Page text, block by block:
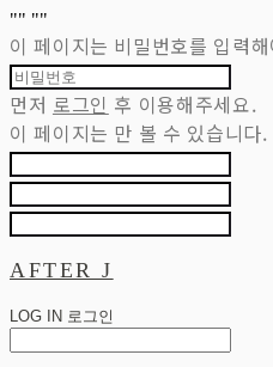
"" ""
이 페이지는 비밀번호를 입력
먼저 로그인 후 이용해주세요.
이 페이지는 만 볼 수 있습니다.
AFTER J
LOG IN 로그인